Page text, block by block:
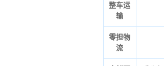
整车运
输
零担物
流